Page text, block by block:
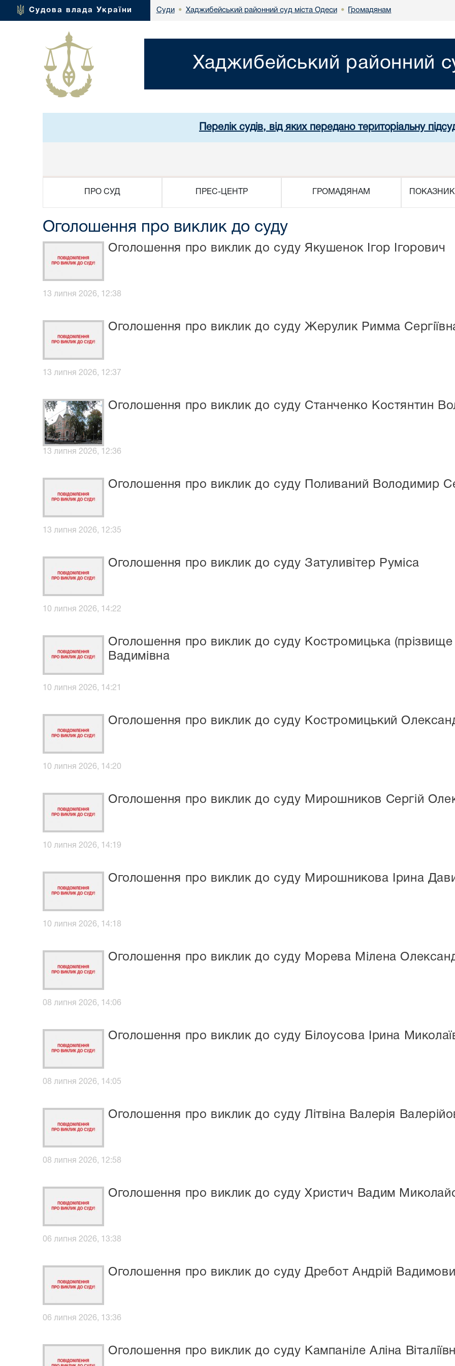
Судова влада України Суди • Хаджибейський районний суд міста Одеси • Громадянам
Хаджибейський районний
Перелік судів, від яких передано територіальну
ПРО СУД ПРЕС-ЦЕНТР ГРОМАДЯНАМ
Оголошення про виклик до суду
Оголошення про виклик до суду Якушенок Ігор Ігорович
13 липня 2026, 12:38
Оголошення про виклик до суду Жерулик Римма
13 липня 2026, 12:37
Оголошення про виклик до суду Станченко Костянтин
13 липня 2026, 12:36
Оголошення про виклик до суду Поливаний Володимир
13 липня 2026, 12:35
Оголошення про виклик до суду Затуливітер Руміса
10 липня 2026, 14:22
Оголошення про виклик до суду Костромицька
Вадимівна
10 липня 2026, 14:21
Оголошення про виклик до суду Костромицький
10 липня 2026, 14:20
Оголошення про виклик до суду Мирошников Сергій
10 липня 2026, 14:19
Оголошення про виклик до суду Мирошникова Ірина
10 липня 2026, 14:18
Оголошення про виклик до суду Морева Мілена
08 липня 2026, 14:06
Оголошення про виклик до суду Білоусова Ірина
08 липня 2026, 14:05
Оголошення про виклик до суду Літвіна Валерія
08 липня 2026, 12:58
Оголошення про виклик до суду Христич Вадим
06 липня 2026, 13:38
Оголошення про виклик до суду Дребот Андрій
06 липня 2026, 13:36
Оголошення про виклик до суду Кампаніле Аліна